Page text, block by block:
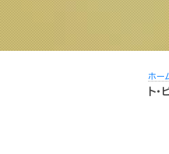
ホー
ト